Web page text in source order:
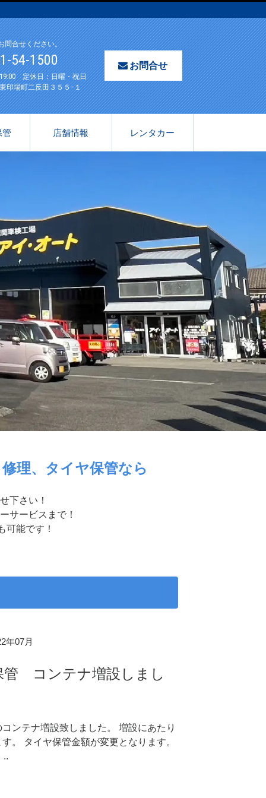
問合せください。
54-1500
定休日：日曜・祝日
印場町二反田３５５−１
お問合せ
管 店舗情報 レンタカー
理、タイヤ保管なら
下さい！
サービスまで！
可能です！
年07月
管 コンテナ増設しまし
ンテナ増設致しました。 増設にあたり
。 タイヤ保管金額が変更となります。
..